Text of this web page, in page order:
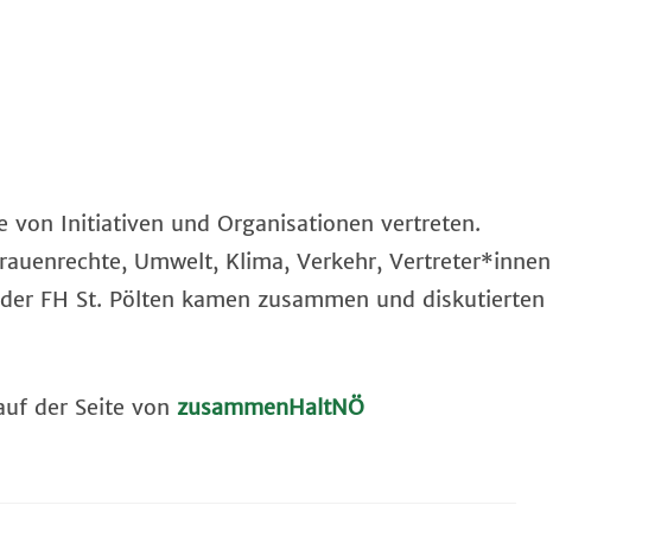
von Initiativen und Organisationen vertreten.
Umwelt, Klima, Verkehr, Vertreter*innen
FH St. Pölten kamen zusammen und diskutierten
der Seite von zusammenHaltNÖ